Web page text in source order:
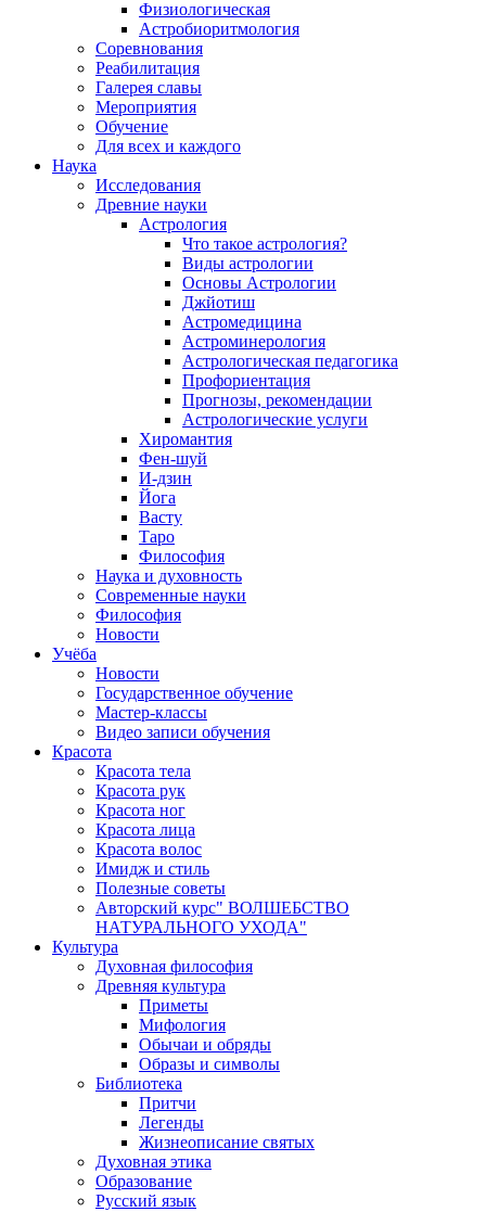
Физиологическая
Астробиоритмология
Соревнования
Реабилитация
Галерея славы
Мероприятия
Обучение
Для всех и каждого
Наука
Исследования
Древние науки
Астрология
Что такое астрология?
Виды астрологии
Основы Астрологии
Джйотиш
Астромедицина
Астроминерология
Астрологическая педагогика
Профориентация
Прогнозы, рекомендации
Астрологические услуги
Хиромантия
Фен-шуй
И-дзин
Йога
Васту
Таро
Философия
Наука и духовность
Современные науки
Философия
Новости
Учёба
Новости
Государственное обучение
Мастер-классы
Видео записи обучения
Красота
Красота тела
Красота рук
Красота ног
Красота лица
Красота волос
Имидж и стиль
Полезные советы
Авторский курс" ВОЛШЕБСТВО
НАТУРАЛЬНОГО УХОДА"
Культура
Духовная философия
Древняя культура
Приметы
Мифология
Обычаи и обряды
Образы и символы
Библиотека
Притчи
Легенды
Жизнеописание святых
Духовная этика
Образование
Русский язык